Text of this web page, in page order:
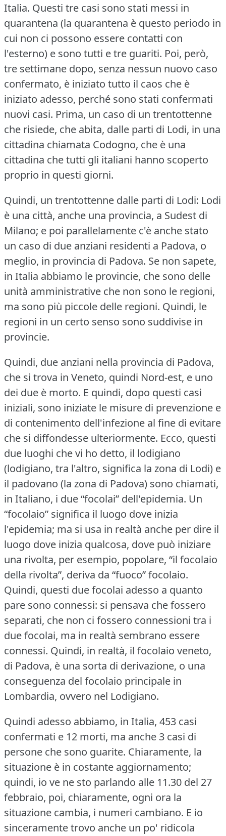
Italia. Questi tre casi sono stati messi in
quarantena (la quarantena è questo periodo in
cui non ci possono essere contatti con
l'esterno) e sono tutti e tre guariti. Poi, però,
tre settimane dopo, senza nessun nuovo caso
confermato, è iniziato tutto il caos che è
iniziato adesso, perché sono stati confermati
nuovi casi. Prima, un caso di un trentottenne
che risiede, che abita, dalle parti di Lodi, in una
cittadina chiamata Codogno, che è una
cittadina che tutti gli italiani hanno scoperto
proprio in questi giorni.
Quindi, un trentottenne dalle parti di Lodi: Lodi
è una città, anche una provincia, a Sudest di
Milano; e poi parallelamente c'è anche stato
un caso di due anziani residenti a Padova, o
meglio, in provincia di Padova. Se non sapete,
in Italia abbiamo le provincie, che sono delle
unità amministrative che non sono le regioni,
ma sono più piccole delle regioni. Quindi, le
regioni in un certo senso sono suddivise in
provincie.
Quindi, due anziani nella provincia di Padova,
che si trova in Veneto, quindi Nord-est, e uno
dei due è morto. E quindi, dopo questi casi
iniziali, sono iniziate le misure di prevenzione e
di contenimento dell'infezione al fine di evitare
che si diffondesse ulteriormente. Ecco, questi
due luoghi che vi ho detto, il lodigiano
(lodigiano, tra l'altro, significa la zona di Lodi) e
il padovano (la zona di Padova) sono chiamati,
in Italiano, i due “focolai” dell'epidemia. Un
“focolaio” significa il luogo dove inizia
l'epidemia; ma si usa in realtà anche per dire il
luogo dove inizia qualcosa, dove può iniziare
una rivolta, per esempio, popolare, “il focolaio
della rivolta”, deriva da “fuoco” focolaio.
Quindi, questi due focolai adesso a quanto
pare sono connessi: si pensava che fossero
separati, che non ci fossero connessioni tra i
due focolai, ma in realtà sembrano essere
connessi. Quindi, in realtà, il focolaio veneto,
di Padova, è una sorta di derivazione, o una
conseguenza del focolaio principale in
Lombardia, ovvero nel Lodigiano.
Quindi adesso abbiamo, in Italia, 453 casi
confermati e 12 morti, ma anche 3 casi di
persone che sono guarite. Chiaramente, la
situazione è in costante aggiornamento;
quindi, io ve ne sto parlando alle 11.30 del 27
febbraio, poi, chiaramente, ogni ora la
situazione cambia, i numeri cambiano. E io
sinceramente trovo anche un po' ridicola